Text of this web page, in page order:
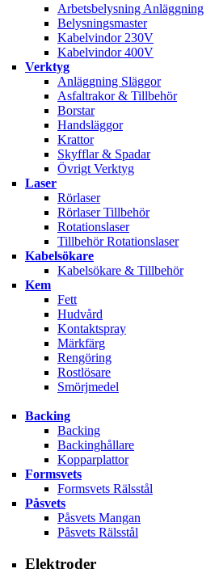
Arbetsbelysning Anläggning
Belysningsmaster
Kabelvindor 230V
Kabelvindor 400V
Verktyg
Anläggning Släggor
Asfaltrakor & Tillbehör
Borstar
Handsläggor
Krattor
Skyfflar & Spadar
Övrigt Verktyg
Laser
Rörlaser
Rörlaser Tillbehör
Rotationslaser
Tillbehör Rotationslaser
Kabelsökare
Kabelsökare & Tillbehör
Kem
Fett
Hudvård
Kontaktspray
Märkfärg
Rengöring
Rostlösare
Smörjmedel
Backing
Backing
Backinghållare
Kopparplattor
Formsvets
Formsvets Rälsstål
Påsvets
Påsvets Mangan
Påsvets Rälsstål
Elektroder